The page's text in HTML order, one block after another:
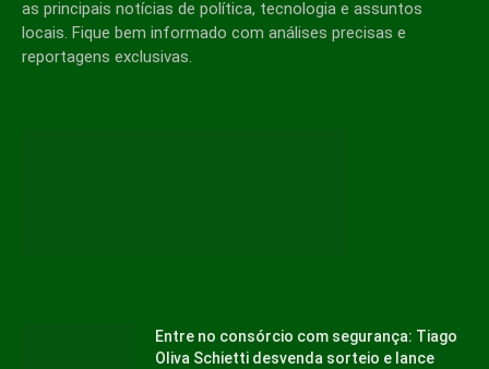
as principais notícias de política, tecnologia e assuntos
locais. Fique bem informado com análises precisas e
reportagens exclusivas.
Entre no consórcio com segurança: Tiago
Oliva Schietti desvenda sorteio e lance